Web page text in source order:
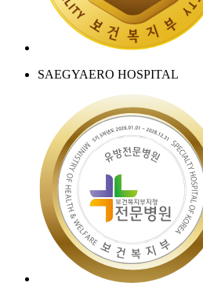
SAEGYAERO HOSPITAL